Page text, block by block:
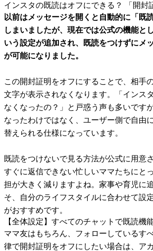
インスタの既読はオフにできる？ 「開封
以前はメッセージを開くと自動的に「既
しまいましたが、現在では公式の機能と
いう設定が追加され、既読をつけずにメ
が可能になりました。
この開封証明をオフにすることで、相手
文字が表示されなくなります。「インス
なくなったの？」と戸惑う声も多いです
なったわけではなく、ユーザー側で自由
替えられる仕様になっています。
既読をつけないで見る方法が公式に用意
すぐに返信できない忙しいママたちにと
担が大きく減りますよね。家事や育児に
そ、自分のライフスタイルに合わせて設
がおすすめです。
【全体設定】すべてのチャットで既読機
ママ友はもちろん、フォローしているす
律で開封証明をオフにしたい場合は、ア